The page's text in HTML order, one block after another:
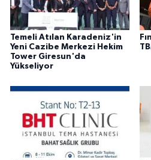
Temeli Atılan Karadeniz'in
Yeni Cazibe Merkezi Hekim
Tower Giresun'da
Yükseliyor